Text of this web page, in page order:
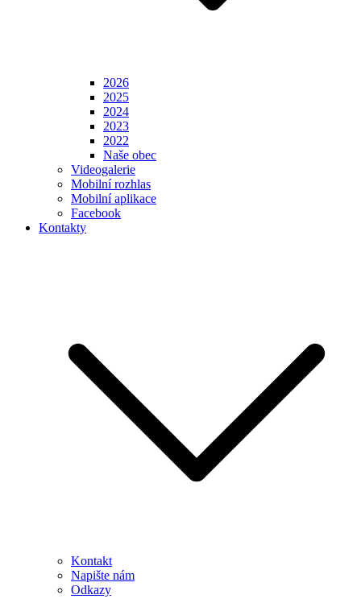
2026
2025
2024
2023
2022
Naše obec
Videogalerie
Mobilní rozhlas
Mobilní aplikace
Facebook
Kontakty
Kontakt
Napište nám
Odkazy